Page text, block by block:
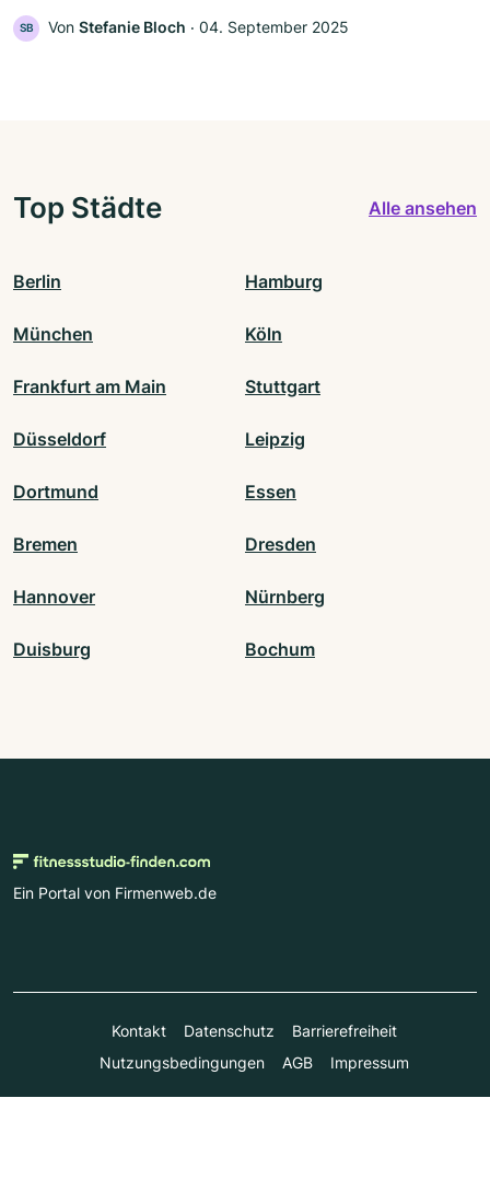
SB Von Stefanie Bloch ‧ 04. September 2025
Top Städte Alle ansehen
Berlin Hamburg
München Köln
Frankfurt am Main Stuttgart
Düsseldorf Leipzig
Dortmund Essen
Bremen Dresden
Hannover Nürnberg
Duisburg Bochum
Ein Portal von Firmenweb.de
Kontakt Datenschutz
Barrierefreiheit
Nutzungsbedingungen
AGB Impressum